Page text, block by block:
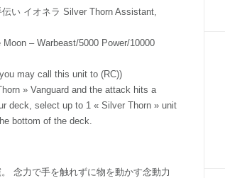
い イオネラ Silver Thorn Assistant,
Moon – Warbeast/5000 Power/10000
may call this unit to (RC))
» Vanguard and the attack hits a
deck, select up to 1 « Silver Thorn » unit
bottom of the deck.
念力で手を触れずに物を動かす念動力